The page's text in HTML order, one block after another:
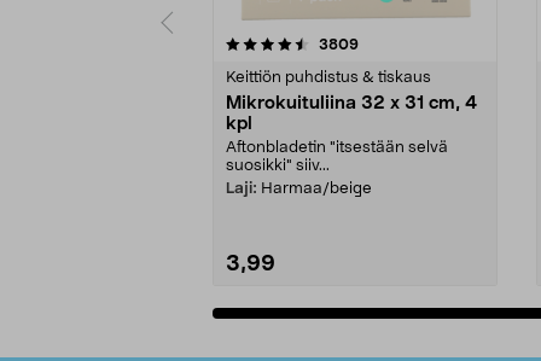
3809arvostelut
Keittiön puhdistus & tiskaus
Mikrokuituliina 32 x 31 cm, 4
kpl
Aftonbladetin "itsestään selvä
suosikki" siiv...
Laji: Harmaa/beige
3,99
4.5viidestä